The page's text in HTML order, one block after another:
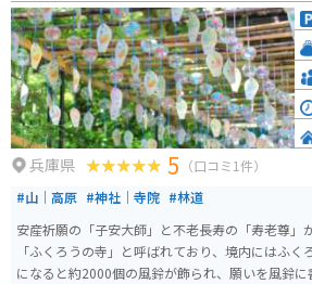
ティビティを楽しむことができます。四季折々の
でき、特に春の新緑や秋の紅葉の季節には、さら
ができます。 アクセスは、車では中国自動車道「滝野社IC」より約5分、電車
ではJR加古川線「滝駅」下車後、徒歩約5分の場
されているため、車での訪問も便利です。鮎漁が
いですが、和食屋さんもあり一人でもゆったりと
兵庫県 5 （口コミ1件）
#山｜高原 #神社｜寺院 #林道
安産祈願の「子安大師」と不老長寿の「寿老尊」
「ふくろうの寺」と呼ばれており、境内にはふく
になると約2000個の風鈴が飾られ、願いを風鈴